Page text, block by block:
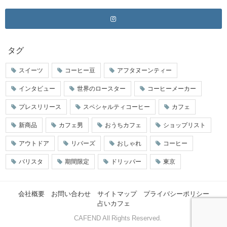
タグ
スイーツ コーヒー豆 アフタヌーンティー
インタビュー 世界のロースター コーヒーメーカー
プレスリリース スペシャルティコーヒー カフェ
新商品 カフェ男 おうちカフェ ショップリスト
アウトドア リバーズ おしゃれ コーヒー
バリスタ 期間限定 ドリッパー 東京
会社概要 お問い合わせ サイトマップ
プライバシーポリシー
占いカフェ
© CAFEND All Rights Reserved.